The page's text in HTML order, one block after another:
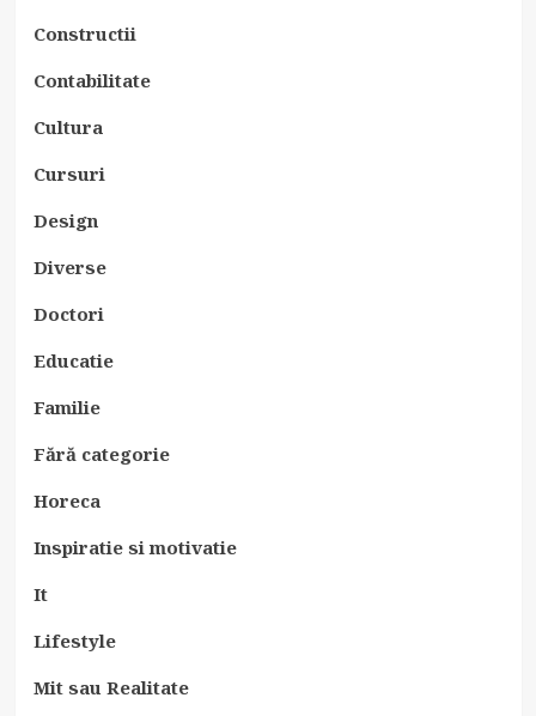
Constructii
Contabilitate
Cultura
Cursuri
Design
Diverse
Doctori
Educatie
Familie
Fără categorie
Horeca
Inspiratie si motivatie
It
Lifestyle
Mit sau Realitate